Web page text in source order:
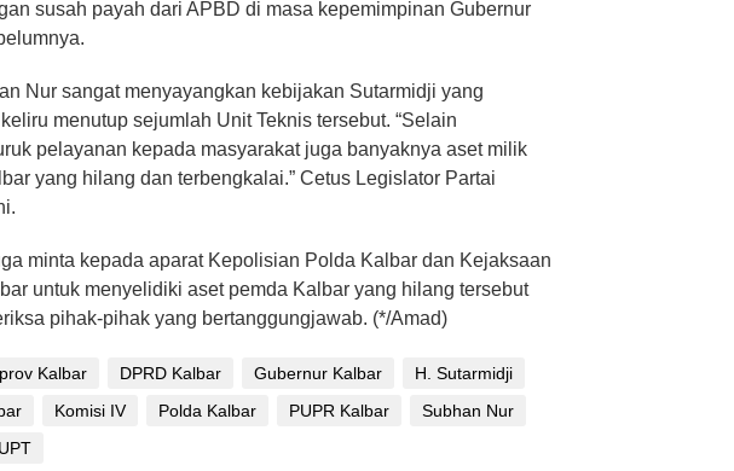
susah payah dari APBD di masa kepemimpinan Gubernur
Nur sangat menyayangkan kebijakan Sutarmidji yang
menutup sejumlah Unit Teknis tersebut. “Selain
pelayanan kepada masyarakat juga banyaknya aset milik
yang hilang dan terbengkalai.” Cetus Legislator Partai
minta kepada aparat Kepolisian Polda Kalbar dan Kejaksaan
untuk menyelidiki aset pemda Kalbar yang hilang tersebut
pihak-pihak yang bertanggungjawab. (*/Amad)
Kalbar DPRD Kalbar Gubernur Kalbar
H. Sutarmidji
Komisi IV Polda Kalbar PUPR Kalbar
Subhan Nur
UPT